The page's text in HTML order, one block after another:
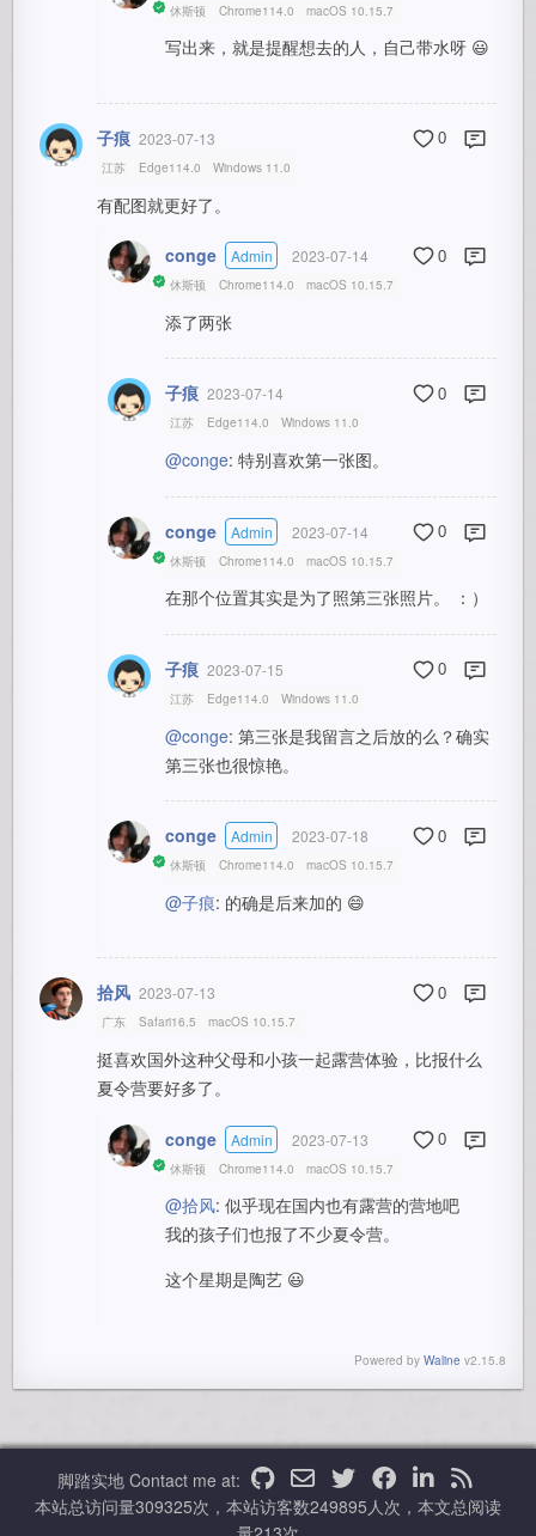
休斯顿 Chrome114.0 macOS 10.15.7
写出来，就是提醒想去的人，自己带水呀 😃
子痕 2023-07-13 0
江苏 Edge114.0 Windows 11.0
有配图就更好了。
conge Admin 2023-07-14 0
休斯顿 Chrome114.0 macOS 10.15.7
添了两张
子痕 2023-07-14 0
江苏 Edge114.0 Windows 11.0
@conge: 特别喜欢第一张图。
conge Admin 2023-07-14 0
休斯顿 Chrome114.0 macOS 10.15.7
在那个位置其实是为了照第三张照片。 ：）
子痕 2023-07-15 0
江苏 Edge114.0 Windows 11.0
@conge: 第三张是我留言之后放的么？确实
第三张也很惊艳。
conge Admin 2023-07-18 0
休斯顿 Chrome114.0 macOS 10.15.7
@子痕: 的确是后来加的 😄
拾风 2023-07-13 0
广东 Safari16.5 macOS 10.15.7
挺喜欢国外这种父母和小孩一起露营体验，比报什么
夏令营要好多了。
conge Admin 2023-07-13 0
休斯顿 Chrome114.0 macOS 10.15.7
@拾风: 似乎现在国内也有露营的营地吧
我的孩子们也报了不少夏令营。
这个星期是陶艺 😃
Powered by Waline v2.15.8
脚踏实地 Contact me at:
本站总访问量309325次，本站访客数249895人次，本文总阅读